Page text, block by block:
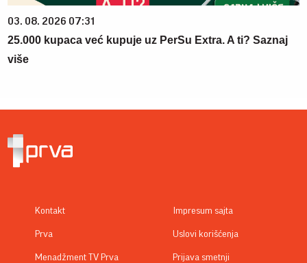
03. 08. 2026 07:31
25.000 kupaca već kupuje uz PerSu Extra. A ti? Saznaj
više
Kontakt
Prva
Menadžment TV Prva
Impresum sajta
Uslovi korišćenja
Prijava smetnji